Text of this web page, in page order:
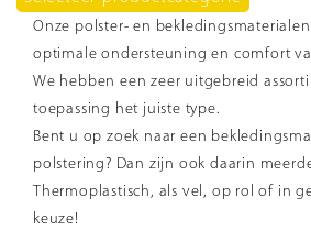
Onze polster- en
optimale ondersteuning en comfort
We hebben een zeer uitgebreid
toepassing het juiste type.
Bent u op zoek naar een
polstering? Dan zijn ook daarin
Thermoplastisch, als vel, op rol of in
keuze!